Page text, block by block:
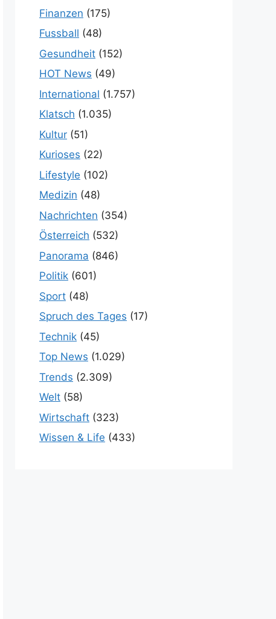
Finanzen (175)
Fussball (48)
Gesundheit (152)
HOT News (49)
International (1.757)
Klatsch (1.035)
Kultur (51)
Kurioses (22)
Lifestyle (102)
Medizin (48)
Nachrichten (354)
Österreich (532)
Panorama (846)
Politik (601)
Sport (48)
Spruch des Tages (17)
Technik (45)
Top News (1.029)
Trends (2.309)
Welt (58)
Wirtschaft (323)
Wissen & Life (433)